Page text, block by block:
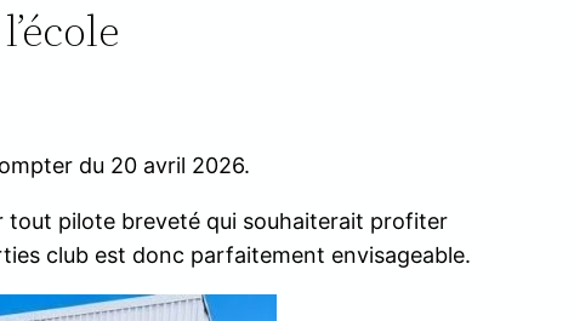
du 20 avril 2026.
tout pilote breveté qui souhaiterait profiter
club est donc parfaitement envisageable.